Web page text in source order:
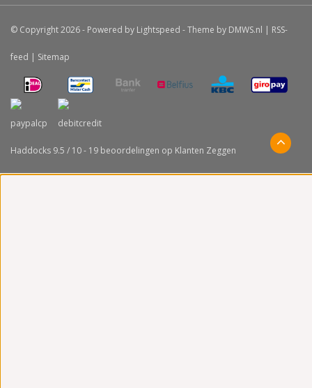
© Copyright 2026 - Powered by Lightspeed - Theme by DMWS.nl | RSS-
feed | Sitemap
Haddocks 9.5 / 10- 19 beoordelingen op Klanten Zeggen